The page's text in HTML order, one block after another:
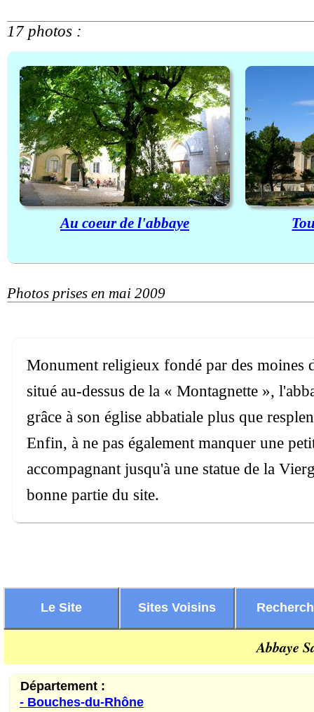
17 photos :
Au coeur de l'abbaye
Photos prises en mai 2009
Monument religieux fondé par des
situé au-dessus de la « Montagnette »,
grâce à son église abbatiale plus que
Enfin, à ne pas également manquer une
accompagnant jusqu'à une statue de la
bonne partie du site.
Le Site Sites Voisins
Abbaye
Département :
- Bouches-du-Rhône